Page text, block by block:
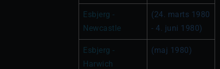
Esbjerg -
Newcastle
(24. marts 1980
- 4. juni 1980)
Esbjerg -
Harwich
(maj 1980)